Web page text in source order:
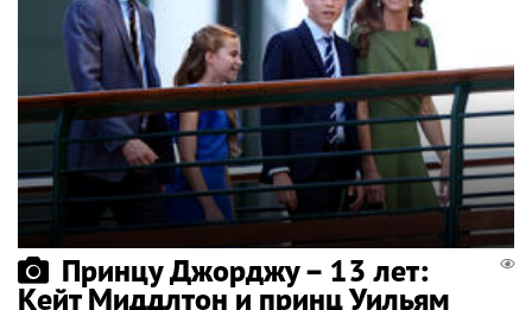
Принцу Джорджу – 13 лет:
Кейт Миддлтон и принц Уильям